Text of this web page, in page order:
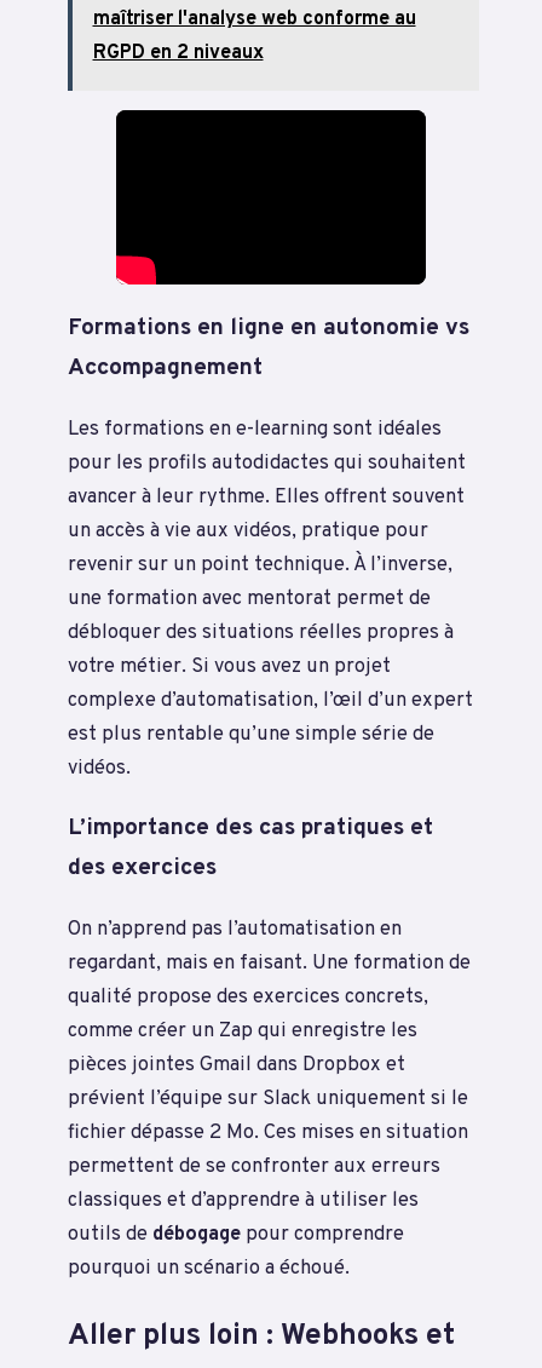
maîtriser l'analyse web conforme au
RGPD en 2 niveaux
Formations en ligne en autonomie vs
Accompagnement
Les formations en e-learning sont idéales
pour les profils autodidactes qui souhaitent
avancer à leur rythme. Elles offrent souvent
un accès à vie aux vidéos, pratique pour
revenir sur un point technique. À l’inverse,
une formation avec mentorat permet de
débloquer des situations réelles propres à
votre métier. Si vous avez un projet
complexe d’automatisation, l’œil d’un expert
est plus rentable qu’une simple série de
vidéos.
L’importance des cas pratiques et
des exercices
On n’apprend pas l’automatisation en
regardant, mais en faisant. Une formation de
qualité propose des exercices concrets,
comme créer un Zap qui enregistre les
pièces jointes Gmail dans Dropbox et
prévient l’équipe sur Slack uniquement si le
fichier dépasse 2 Mo. Ces mises en situation
permettent de se confronter aux erreurs
classiques et d’apprendre à utiliser les
outils de débogage pour comprendre
pourquoi un scénario a échoué.
Aller plus loin : Webhooks et